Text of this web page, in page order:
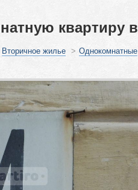
квартиру
Вторичное жилье > Однокомнатные